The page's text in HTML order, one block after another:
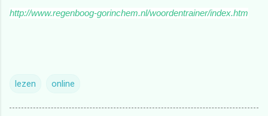
http://www.regenboog-gorinchem.nl/woordentrainer/index.htm
lezen online